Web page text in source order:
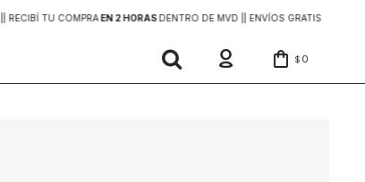
| RECIBÍ TU COMPRAEN 2 HORASDENTRO DE MVD | | ENVÍOS GRATIS
$ 0